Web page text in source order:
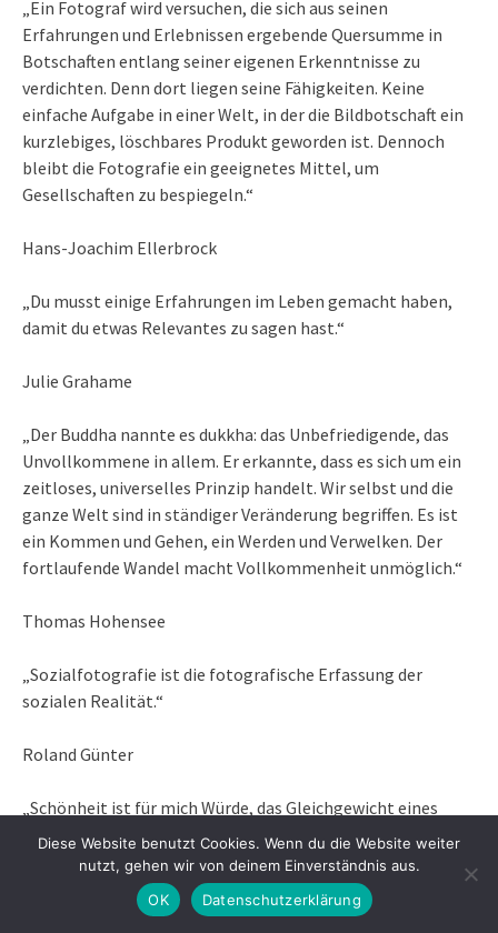
„Ein Fotograf wird versuchen, die sich aus seinen
Erfahrungen und Erlebnissen ergebende Quersumme in
Botschaften entlang seiner eigenen Erkenntnisse zu
verdichten. Denn dort liegen seine Fähigkeiten. Keine
einfache Aufgabe in einer Welt, in der die Bildbotschaft ein
kurzlebiges, löschbares Produkt geworden ist. Dennoch
bleibt die Fotografie ein geeignetes Mittel, um
Gesellschaften zu bespiegeln.“
Hans-Joachim Ellerbrock
„Du musst einige Erfahrungen im Leben gemacht haben,
damit du etwas Relevantes zu sagen hast.“
Julie Grahame
„Der Buddha nannte es dukkha: das Unbefriedigende, das
Unvollkommene in allem. Er erkannte, dass es sich um ein
zeitloses, universelles Prinzip handelt. Wir selbst und die
ganze Welt sind in ständiger Veränderung begriffen. Es ist
ein Kommen und Gehen, ein Werden und Verwelken. Der
fortlaufende Wandel macht Vollkommenheit unmöglich.“
Thomas Hohensee
„Sozialfotografie ist die fotografische Erfassung der
sozialen Realität.“
Roland Günter
„Schönheit ist für mich Würde, das Gleichgewicht eines
Ortes und des Lichts, eine starke Präsenz im Leben. Wahre
Schönheit liegt für mich nicht in einem schönen Gesicht.
Wenn du einen Baum fotografierst. dann mußt du ihn
respektieren, denn er hat eine große Würde. Wenn du diese
Diese Website benutzt Cookies. Wenn du die Website weiter
nutzt, gehen wir von deinem Einverständnis aus.
OK
Datenschutzerklärung